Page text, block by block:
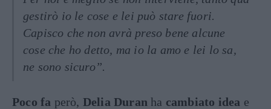
gestirò io le cose e lei può stare fuori.
Capisco che non avrà preso bene alcune
cose che ho detto, ma io la amo e lei lo sa,
ne sono sicuro”.
Poco fa però, Delia Duran ha cambiato idea e